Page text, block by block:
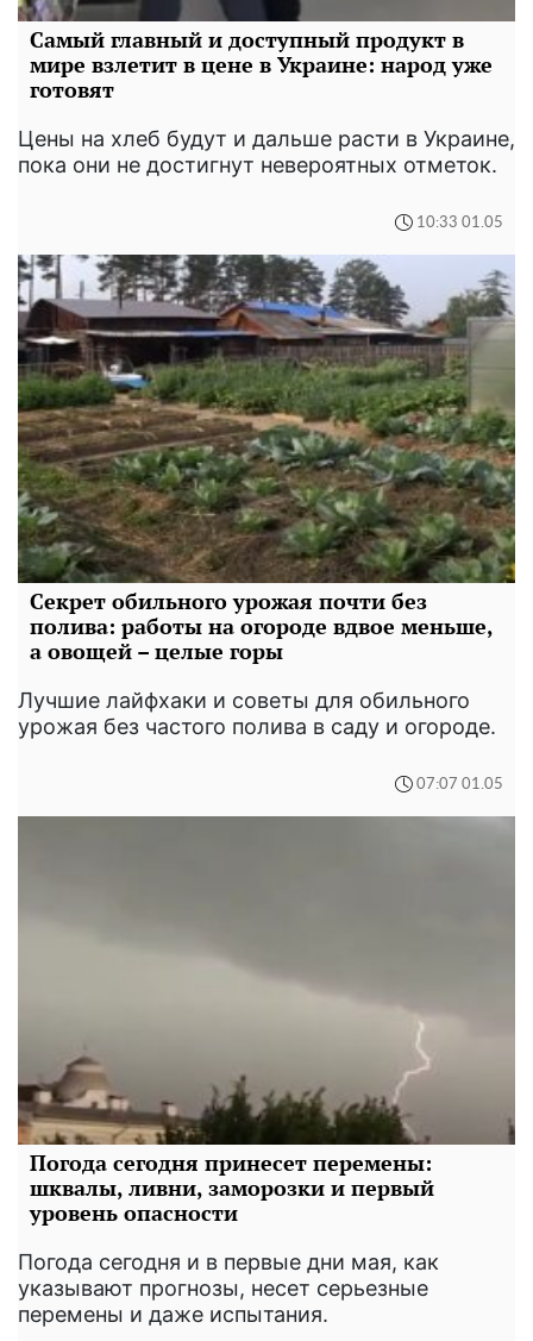
Самый главный и доступный продукт в
мире взлетит в цене в Украине: народ уже
готовят
Цены на хлеб будут и дальше расти в Украине,
пока они не достигнут невероятных отметок.
10:33 01.05
Секрет обильного урожая почти без
полива: работы на огороде вдвое меньше,
а овощей – целые горы
Лучшие лайфхаки и советы для обильного
урожая без частого полива в саду и огороде.
07:07 01.05
Погода сегодня принесет перемены:
шквалы, ливни, заморозки и первый
уровень опасности
Погода сегодня и в первые дни мая, как
указывают прогнозы, несет серьезные
перемены и даже испытания.